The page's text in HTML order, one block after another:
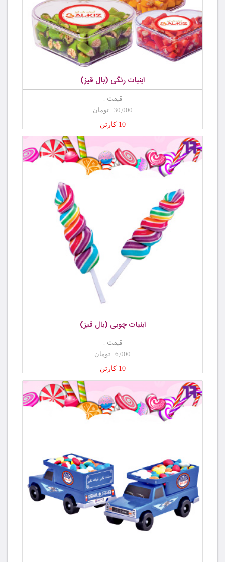
ابنبات رنگی (بال قیز)
قیمت :
30,000 تومان
10 کارتن
ابنبات چوبی (بال قیز)
قیمت :
6,000 تومان
10 کارتن